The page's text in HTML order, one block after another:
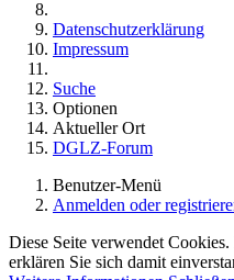
Datenschutzerklärung
Impressum
Suche
Optionen
Aktueller Ort
DGLZ-Forum
Benutzer-Menü
Anmelden oder
Diese Seite verwendet
erklären Sie sich damit